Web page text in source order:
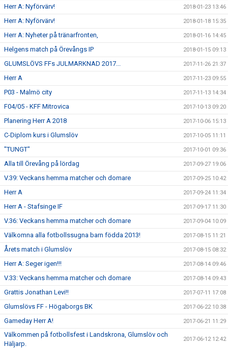
Herr A: Nyförvärv! 2018-01-23 13:46
Herr A: Nyförvärv! 2018-01-18 15:35
Herr A: Nyheter på tränarfronten, 2018-01-16 14:45
Helgens match på Örevångs IP 2018-01-15 09:13
GLUMSLÖVS FFs JULMARKNAD 2017... 2017-11-26 21:37
Herr A 2017-11-23 09:55
P03 - Malmö city 2017-11-13 14:34
F04/05 - KFF Mitrovica 2017-10-13 09:20
Planering Herr A 2018 2017-10-06 15:13
C-Diplom kurs i Glumslöv 2017-10-05 11:11
"TUNGT" 2017-10-01 09:36
Alla till Örevång på lördag 2017-09-27 19:06
V.39: Veckans hemma matcher och domare 2017-09-25 10:42
Herr A 2017-09-24 11:34
Herr A - Stafsinge IF 2017-09-17 11:30
V.36: Veckans hemma matcher och domare 2017-09-04 10:09
Välkomna alla fotbollssugna barn födda 2013! 2017-08-15 11:21
Årets match i Glumslöv 2017-08-15 08:32
Herr A: Seger igen!!! 2017-08-14 09:46
V.33: Veckans hemma matcher och domare 2017-08-14 09:43
Grattis Jonathan Levi!! 2017-07-11 17:08
Glumslövs FF - Högaborgs BK 2017-06-22 10:38
Gameday Herr A! 2017-06-21 11:29
Välkommen på fotbollsfest i Landskrona, Glumslöv och
Häljarp.
2017-06-12 12:42